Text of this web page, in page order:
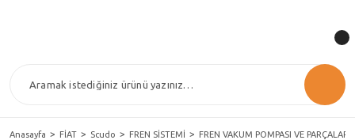
Anasayfa FİAT Scudo FREN SİSTEMİ FREN VAKUM POMPASI VE PARÇALARI